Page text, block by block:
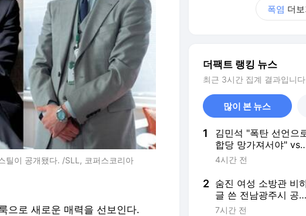
틸이 공개됐다. /SLL, 코퍼스코리아
으로 새로운 매력을 선보인다.
폭염 더
더팩트 랭킹 뉴스
최근 3시간 집계 결과입니
많이 본 뉴스
1
김민석 "폭탄 선언으
합당 망가져서야" vs
"정청래 "남 탓 전문가"
4시간 전
2 숨진 여성 소방관 비
글 쓴 전남광주시 공무
원 입건
7시간 전